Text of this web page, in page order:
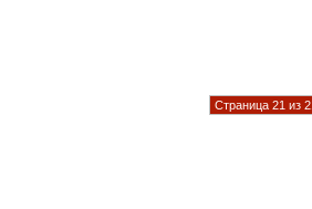
Страница 21 из